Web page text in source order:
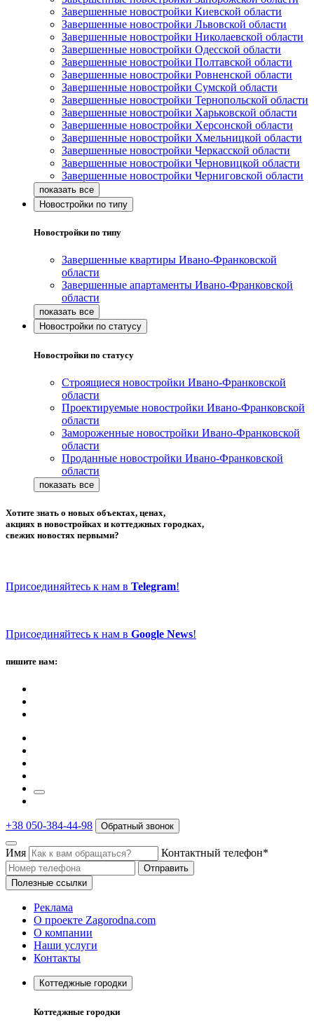
Завершенные новостройки Киевской области
Завершенные новостройки Львовской области
Завершенные новостройки Николаевской области
Завершенные новостройки Одесской области
Завершенные новостройки Полтавской области
Завершенные новостройки Ровненской области
Завершенные новостройки Сумской области
Завершенные новостройки Тернопольской области
Завершенные новостройки Харьковской области
Завершенные новостройки Херсонской области
Завершенные новостройки Хмельницкой области
Завершенные новостройки Черкасской области
Завершенные новостройки Черновицкой области
Завершенные новостройки Черниговской области
Новостройки по типу
Новостройки по типу
Завершенные квартиры Ивано-Франковской
области
Завершенные апартаменты Ивано-Франковской
области
Новостройки по статусу
Новостройки по статусу
Строящиеся новостройки Ивано-Франковской
области
Проектируемые новостройки Ивано-Франковской
области
Замороженные новостройки Ивано-Франковской
области
Проданные новостройки Ивано-Франковской
области
Хотите знать о новых объектах, ценах,
акциях в новостройках и коттеджных городках,
свежих новостях первыми?
Присоединяйтесь к нам в Telegram!
Присоединяйтесь к нам в Google News!
пишите нам:
+38 050-384-44-98 Обратный звонок
Имя Контактный телефон*
Отправить
Полезные ссылки
Реклама
О проекте Zagorodna.com
О компании
Наши услуги
Контакты
Коттеджные городки
Коттеджные городки